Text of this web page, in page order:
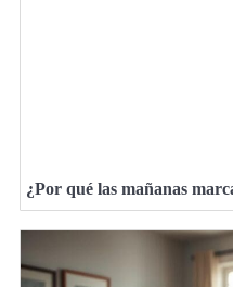
¿Por qué las mañanas